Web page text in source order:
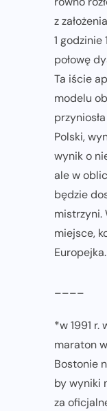
z
1
połowę
Ta iście
modelu
Polski,
wynik o
ale w
będzie
mistrzyni.
miejsce,
Europejka.
*w 1991 r.
maraton
Bostonie
by wyniki
za